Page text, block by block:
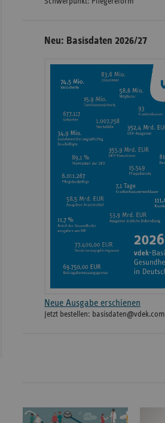
Neu: Basisdaten 2026/27
Neue Ausgabe erschienen
Jetzt bestellen: basisdaten@vdek.com